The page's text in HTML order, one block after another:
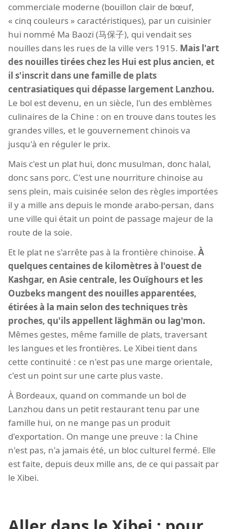
commerciale moderne (bouillon clair de bœuf,
« cinq couleurs » caractéristiques), par un cuisinier
hui nommé Ma Baozi (马保子), qui vendait ses
nouilles dans les rues de la ville vers 1915. Mais l'art
des nouilles tirées chez les Hui est plus ancien, et
il s'inscrit dans une famille de plats
centrasiatiques qui dépasse largement Lanzhou.
Le bol est devenu, en un siècle, l'un des emblèmes
culinaires de la Chine : on en trouve dans toutes les
grandes villes, et le gouvernement chinois va
jusqu'à en réguler le prix.
Mais c'est un plat hui, donc musulman, donc halal,
donc sans porc. C'est une nourriture chinoise au
sens plein, mais cuisinée selon des règles importées
il y a mille ans depuis le monde arabo-persan, dans
une ville qui était un point de passage majeur de la
route de la soie.
Et le plat ne s'arrête pas à la frontière chinoise. À
quelques centaines de kilomètres à l'ouest de
Kashgar, en Asie centrale, les Ouïghours et les
Ouzbeks mangent des nouilles apparentées,
étirées à la main selon des techniques très
proches, qu'ils appellent läghmän ou lag'mon.
Mêmes gestes, même famille de plats, traversant
les langues et les frontières. Le Xibei tient dans
cette continuité : ce n'est pas une marge orientale,
c'est un point sur une carte plus vaste.
À Bordeaux, quand on commande un bol de
Lanzhou dans un petit restaurant tenu par une
famille hui, on ne mange pas un produit
d'exportation. On mange une preuve : la Chine
n'est pas, n'a jamais été, un bloc culturel fermé. Elle
est faite, depuis deux mille ans, de ce qui passait par
le Xibei.